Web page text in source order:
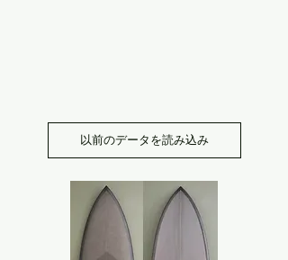
以前のデータを読み込み